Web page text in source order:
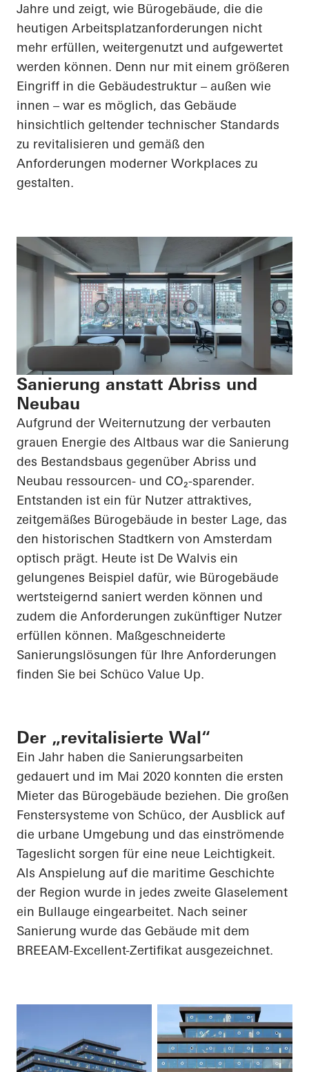
Jahre und zeigt, wie Bürogebäude, die die
heutigen Arbeitsplatzanforderungen nicht
mehr erfüllen, weitergenutzt und aufgewertet
werden können. Denn nur mit einem größeren
Eingriff in die Gebäudestruktur – außen wie
innen – war es möglich, das Gebäude
hinsichtlich geltender technischer Standards
zu revitalisieren und gemäß den
Anforderungen moderner Workplaces zu
gestalten.
Sanierung anstatt Abriss und
Neubau
Aufgrund der Weiternutzung der verbauten
grauen Energie des Altbaus war die Sanierung
des Bestandsbaus gegenüber Abriss und
Neubau ressourcen- und CO₂-sparender.
Entstanden ist ein für Nutzer attraktives,
zeitgemäßes Bürogebäude in bester Lage, das
den historischen Stadtkern von Amsterdam
optisch prägt. Heute ist De Walvis ein
gelungenes Beispiel dafür, wie Bürogebäude
wertsteigernd saniert werden können und
zudem die Anforderungen zukünftiger Nutzer
erfüllen können. Maßgeschneiderte
Sanierungslösungen für Ihre Anforderungen
finden Sie bei Schüco Value Up.
Der „revitalisierte Wal“
Ein Jahr haben die Sanierungsarbeiten
gedauert und im Mai 2020 konnten die ersten
Mieter das Bürogebäude beziehen. Die großen
Fenstersysteme von Schüco, der Ausblick auf
die urbane Umgebung und das einströmende
Tageslicht sorgen für eine neue Leichtigkeit.
Als Anspielung auf die maritime Geschichte
der Region wurde in jedes zweite Glaselement
ein Bullauge eingearbeitet. Nach seiner
Sanierung wurde das Gebäude mit dem
BREEAM-Excellent-Zertifikat ausgezeichnet.